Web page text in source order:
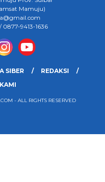
Mamuju)
0877-9413-1636
SIBER
REDAKSI
- ALL RIGHTS RESERVED